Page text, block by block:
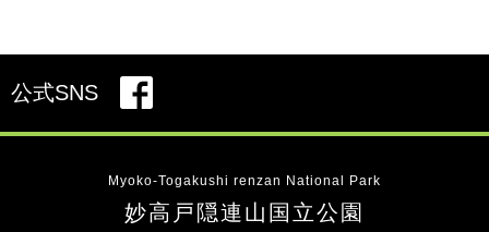
公式SNS
Myoko-Togakushi renzan National Park
妙高戸隠連山国立公園